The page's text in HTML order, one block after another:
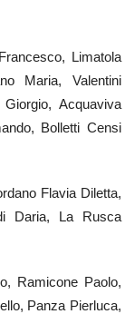
Limatola
Maria, Valentini
Acquaviva
Bolletti Censi
Flavia Diletta,
Daria, La Rusca
Ramicone Paolo,
Panza Pierluca,